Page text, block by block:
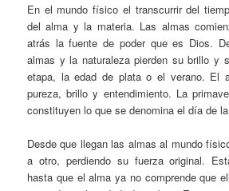
En el mundo físico el transcurrir del
del alma y la materia. Las almas
atrás la fuente de poder que es Dios.
almas y la naturaleza pierden su brillo y
etapa, la edad de plata o el verano. El
pureza, brillo y entendimiento. La
constituyen lo que se denomina el día de
Desde que llegan las almas al mundo
a otro, perdiendo su fuerza original.
hasta que el alma ya no comprende que